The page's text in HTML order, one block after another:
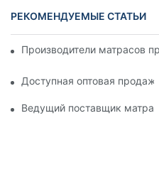
РЕКОМЕНДУЕМЫЕ СТАТЬИ
Производители матрасов
Доступная оптовая
Ведущий поставщик